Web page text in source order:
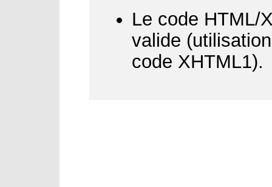
Le code HTML/
valide
code XHTML1).